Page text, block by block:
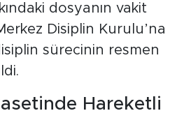
dosyanın vakit
Disiplin Kurulu’na
sürecinin resmen
Hareketli